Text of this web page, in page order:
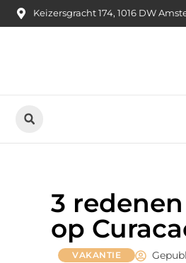
Keizersgracht 174, 1016 DW
3
op
VAKANTIE